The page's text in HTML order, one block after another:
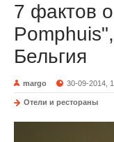
7 фактов
Бельгия
margo 30-09-2014,
Отели и рестораны